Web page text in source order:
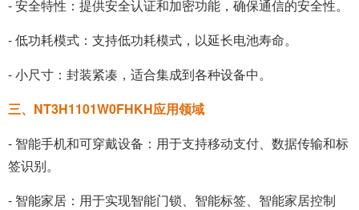
- 安全特性：提供安全认证和加密功能，确保通信的安全性。
- 低功耗模式：支持低功耗模式，以延长电池寿命。
- 小尺寸：封装紧凑，适合集成到各种设备中。
三、NT3H1101W0FHKH应用领域
- 智能手机和可穿戴设备：用于支持移动支付、数据传输和标
签识别。
- 智能家居：用于实现智能门锁、智能标签、智能家居控制